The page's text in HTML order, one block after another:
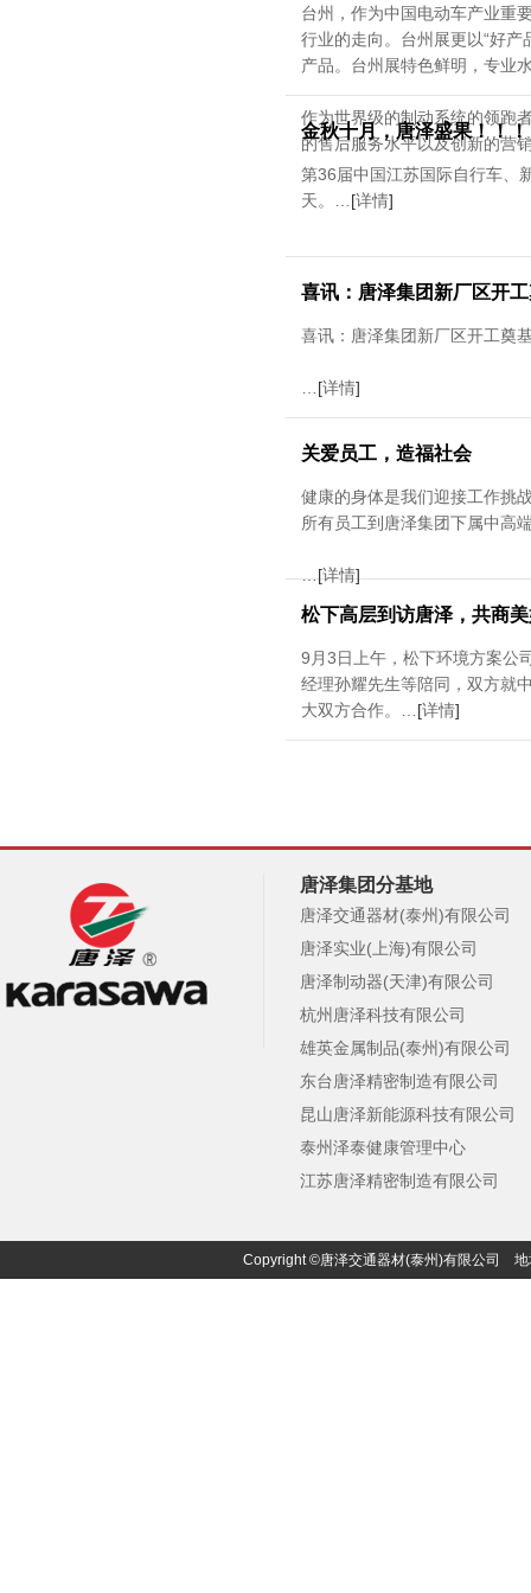
台州，作为中国电动车产业重
行业的走向。台州展更以“好
产品。台州展特色鲜明，专业
作为世界级的制动系统的领跑
的售后服务水平以及创新的营
金秋十月，唐泽盛果！！！
第36届中国江苏国际自行车、
天。… [详情]
喜讯：唐泽集团新厂区开
喜讯：唐泽集团新厂区开工奠
[详情]
关爱员工，造福社会
健康的身体是我们迎接工作挑
所有员工到唐泽集团下属中
…[详情]
松下高层到访唐泽，共商
9月3日上午，松下环境方案公
经理孙耀先生等陪同，双方就
大双方合作。… [详情]
唐泽集团分基地
唐泽交通器材(泰州)有限公司
唐泽实业(上海)有限公司
唐泽制动器(天津)有限公司
杭州唐泽科技有限公司
雄英金属制品(泰州)有限公司
东台唐泽精密制造有限公司
昆山唐泽新能源科技有限公司
泰州泽泰健康管理中心
江苏唐泽精密制造有限公司
Copyright ©唐泽交通器材(泰州)有限公司